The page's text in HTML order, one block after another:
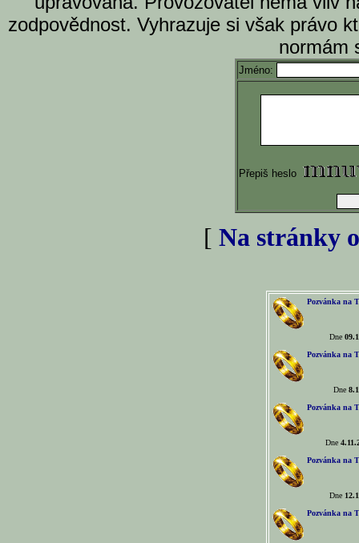
zodpovědnost. Vyhrazuje si však právo
normám
Jméno:
Přepiš heslo
[ Na stránky
Pozvánka na
Dne
Pozvánka na
Dne
Pozvánka na
Dne
Pozvánka na
Dne
Pozvánka na